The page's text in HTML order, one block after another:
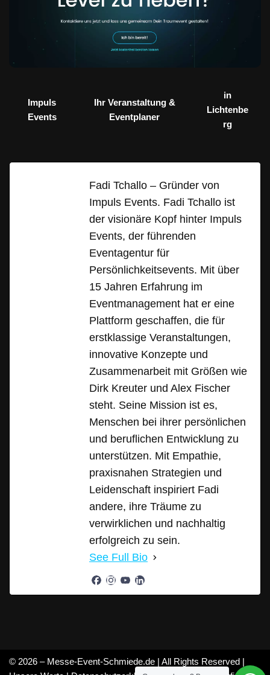
Impuls
Events
Ihr Veranstaltung &
Eventplaner
in
Lichtenbe
rg
Fadi Tchallo – Gründer von
Impuls Events. Fadi Tchallo ist
der visionäre Kopf hinter Impuls
Events, der führenden
Eventagentur für
Persönlichkeitsevents. Mit über
15 Jahren Erfahrung im
Eventmanagement hat er eine
Plattform geschaffen, die für
erstklassige Veranstaltungen,
innovative Konzepte und
Zusammenarbeit mit Größen wie
Dirk Kreuter und Alex Fischer
steht. Seine Mission ist es,
Menschen bei ihrer persönlichen
und beruflichen Entwicklung zu
unterstützen. Mit Empathie,
praxisnahen Strategien und
Leidenschaft inspiriert Fadi
andere, ihre Träume zu
verwirklichen und nachhaltig
erfolgreich zu sein.
See Full Bio
© 2026 – Messe-Event-Schmiede.de | All Rights Reserved |